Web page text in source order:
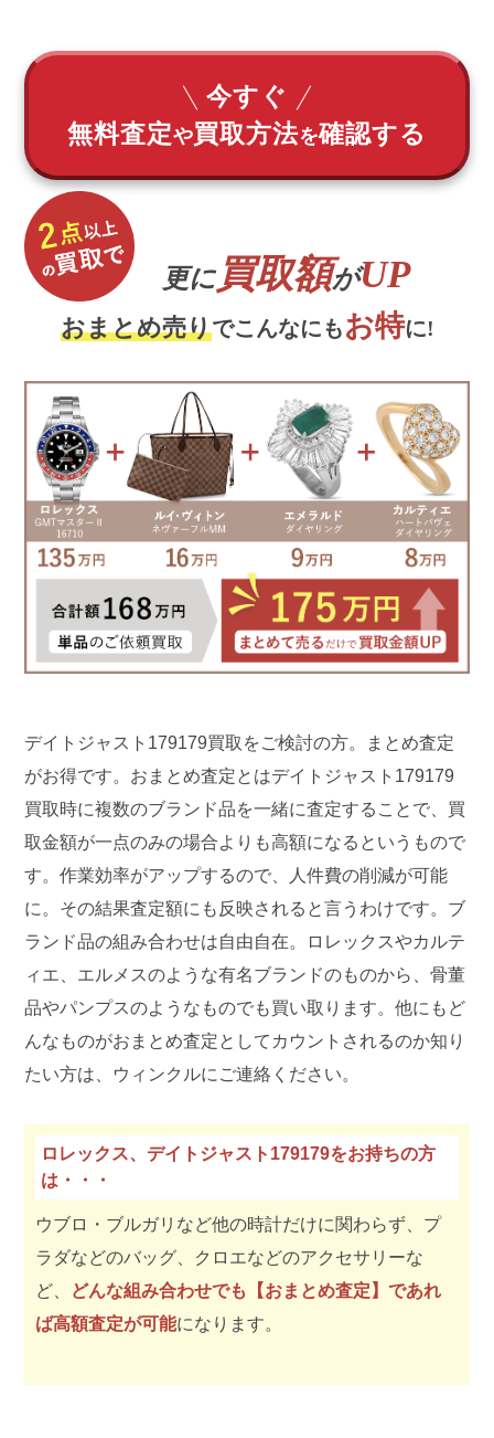
今すぐ
無料査定や買取方法を確認する
更に買取額がUP
おまとめ売りでこんなにもお特に!
デイトジャスト179179買取をご検討の方。まとめ査定
がお得です。おまとめ査定とはデイトジャスト179179
買取時に複数のブランド品を一緒に査定することで、買
取金額が一点のみの場合よりも高額になるというもので
す。作業効率がアップするので、人件費の削減が可能
に。その結果査定額にも反映されると言うわけです。ブ
ランド品の組み合わせは自由自在。ロレックスやカルテ
ィエ、エルメスのような有名ブランドのものから、骨董
品やパンプスのようなものでも買い取ります。他にもど
んなものがおまとめ査定としてカウントされるのか知り
たい方は、ウィンクルにご連絡ください。
ロレックス、デイトジャスト179179をお持ちの方
は・・・
ウブロ・ブルガリなど他の時計だけに関わらず、プ
ラダなどのバッグ、クロエなどのアクセサリーな
ど、 どんな組み合わせでも【おまとめ査定】であれ
ば高額査定が可能になります。